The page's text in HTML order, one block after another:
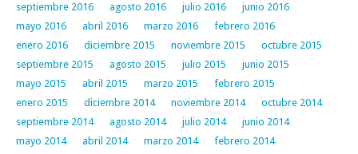
septiembre 2016
agosto 2016 julio 2016
junio 2016
mayo 2016
abril 2016 marzo 2016
febrero 2016
enero 2016
diciembre 2015 noviembre 2015
octubre 2015
septiembre 2015
agosto 2015 julio 2015
junio 2015
mayo 2015
abril 2015 marzo 2015
febrero 2015
enero 2015
diciembre 2014 noviembre 2014
octubre 2014
septiembre 2014
agosto 2014 julio 2014
junio 2014
mayo 2014
abril 2014 marzo 2014 febrero 2014